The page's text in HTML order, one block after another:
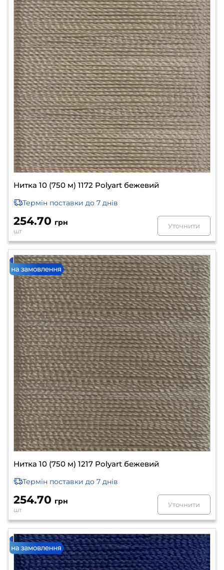
Нитка 10 (750 м) 1172 Polyart бежевий
Термін поставки до 7 днів
254.70 грн
шт
Уточнити
Нитка 10 (750 м) 1217 Polyart бежевий
Термін поставки до 7 днів
254.70 грн
шт
Уточнити